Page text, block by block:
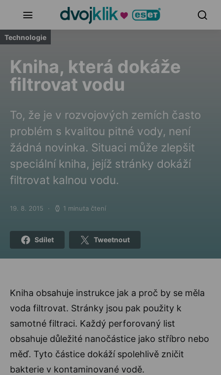
Technologie
Kniha, která dokáže
filtrovat vodu
To, že je v rozvojových zemích často
problém s kvalitou pitné vody, není
žádná novinka. Situaci může zlepšit
speciální kniha, jejíž stránky dokáží
filtrovat kalnou vodu.
Posted on
19. 8. 2015 1 minuta čtení
Sdílet Tweetnout
Kniha obsahuje instrukce jak a proč by se měla
voda filtrovat. Stránky jsou pak použity k
samotné filtraci. Každý perforovaný list
obsahuje důležité nanočástice jako stříbro nebo
měď. Tyto částice dokáží spolehlivě zničit
bakterie v kontaminované vodě.